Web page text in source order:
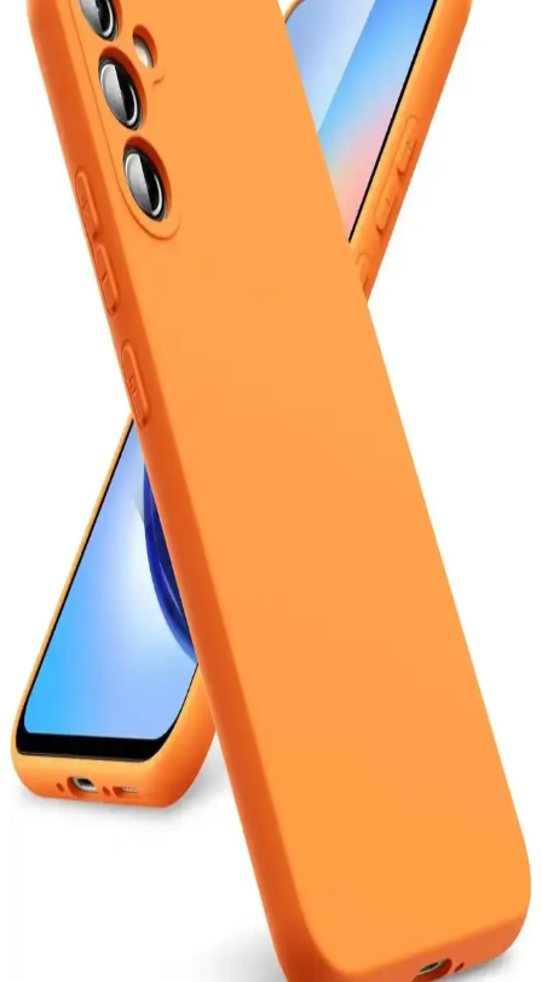
Mediamarkt Kayseri'de Geniş Telefon Aksesuarları
Seçenekleri ve Ürün Çeşitleri
Mediamarkt Kayseri, geniş ürün yelpazesiyle telefon aksesuarları
sunuyor. Şarj kabloları, kılıflar, ekran koruyucuları ve kulaklıklar
gibi çeşitli ürünlerle telefonlarınızı koruyun ve kişiselleştirin.
Kişisel Kullanım İçin En Uygun Akıllı Telefon Seçimi
Güncel Kriterler ve Modeller
Kişisel kullanım için en uygun telefonu seçmek için güncel kriterler
ve modeller hakkında detaylı bilgi, karşılaştırma platformlarının
önemi ve seçim ipuçları içerir.
Poco Telefonların Özellikleri ve Kullanıcı
Deneyimleri Analizi
Poco telefonlar, güçlü işlemci, yüksek RAM, geniş depolama,
kaliteli ekran ve gelişmiş kamera özellikleriyle kullanıcıların ilgisini
çekiyor. Batarya ve yazılım desteğiyle de öne çıkıyor.
Galaxy A12 ve A36 Modellerinin Boyutları ve
Kullanım İçin En Uygun Seçenekler
Galaxy A12 ve A36 modellerinin boyutları hakkında detaylar,
kullanım alışkanlıklarına uygun telefon seçimi için önemli kriterler
ve öneriler içerir.
8000 mAh Kapasiteli Telefon Bataryası: Uzun Süreli
Kullanım ve Teknolojik Özellikler
8000 mAh batarya, uzun kullanım ve yüksek performans sağlar.
Teknolojik gelişmelerle optimize edilen bu bataryalar, taşınabilirlik
ve hızlı şarj özellikleriyle öne çıkar.
Samsung'un Uygun Fiyatlı ve Performanslı Orta
Segment Akıllı Telefon Modelleri
Samsung'un uygun fiyatlı ve performanslı orta segment telefonları,
geniş ekran, güçlü işlemci ve uzun batarya ömrü ile günlük kullanım
ve hafif oyunlar için ideal seçenekler sunuyor.